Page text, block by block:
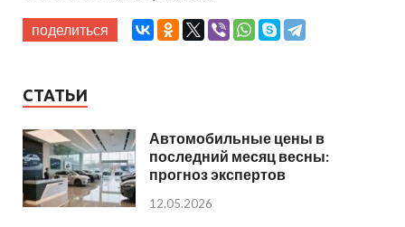
поделиться
СТАТЬИ
Автомобильные цены в
последний месяц весны:
прогноз экспертов
12.05.2026